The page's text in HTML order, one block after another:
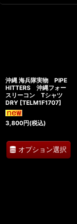
沖縄 海兵隊実物 PIPE
HITTERS 沖縄フォー
スリーコン Tシャツ
DRY [TELM1F1707]
3,800円(税込)
オプション選択